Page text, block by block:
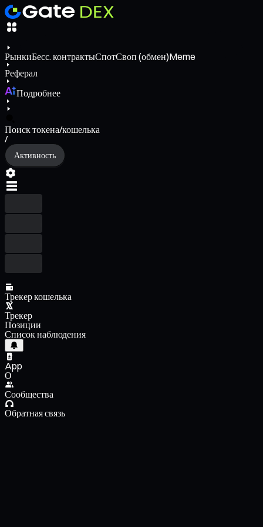
РынкиБесс. контрактыСпотСвоп (обмен)Meme
Реферал
Подробнее
Поиск токена/кошелька
/
Активность
Трекер кошелька
Трекер
Позиции
Список наблюдения
App
О
Сообщества
Обратная связь